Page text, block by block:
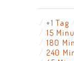
+1 Tag
15
180
240